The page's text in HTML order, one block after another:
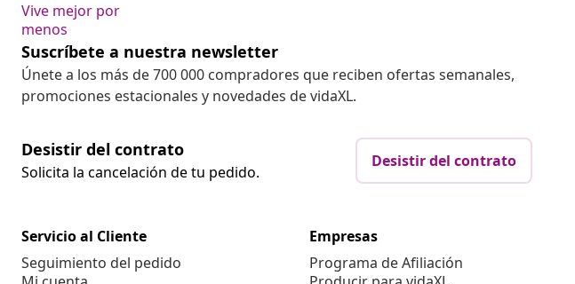
Vive mejor por
menos
Suscríbete a nuestra newsletter
Únete a los más de 700 000 compradores que reciben ofertas semanales,
promociones estacionales y novedades de vidaXL.
Desistir del contrato
Solicita la cancelación de tu pedido.
Desistir del contrato
Servicio al Cliente
Seguimiento del pedido
Empresas
Programa de Afiliación